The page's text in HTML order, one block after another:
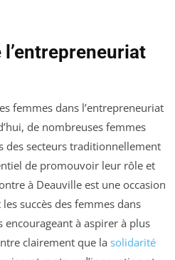
l’entrepreneuriat
femmes dans l’entrepreneuriat
de nombreuses femmes
des secteurs traditionnellement
de promouvoir leur rôle et
à Deauville est une occasion
succès des femmes dans
à aspirer à plus
clairement que la solidarité